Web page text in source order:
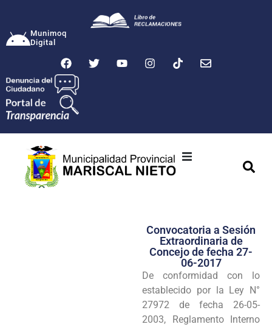
Munimoq
Digital
Transparencia
Seguridad
Programas
Intranet
Convocatoria a Sesión
Extraordinaria de
Concejo de fecha 27-
06-2017
De conformidad con lo
establecido por la Ley N°
27972 de fecha 26-05-
2003, Reglamento Interno